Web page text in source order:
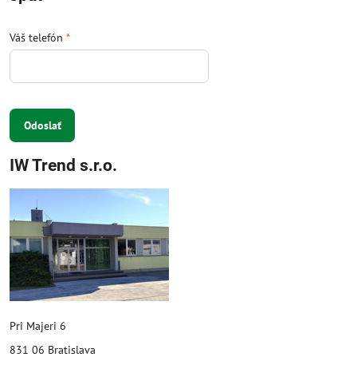
Váš telefón *
Odoslať
IW Trend s.r.o.
Pri Majeri 6
831 06 Bratislava